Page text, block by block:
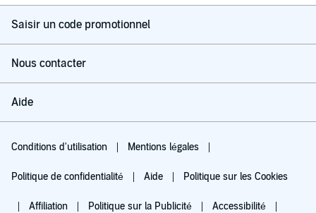
Saisir un code promotionnel
Nous contacter
Aide
Conditions d'utilisation Mentions légales
Politique de confidentialité Aide Politique sur les Cookies
Affiliation Politique sur la Publicité Accessibilité